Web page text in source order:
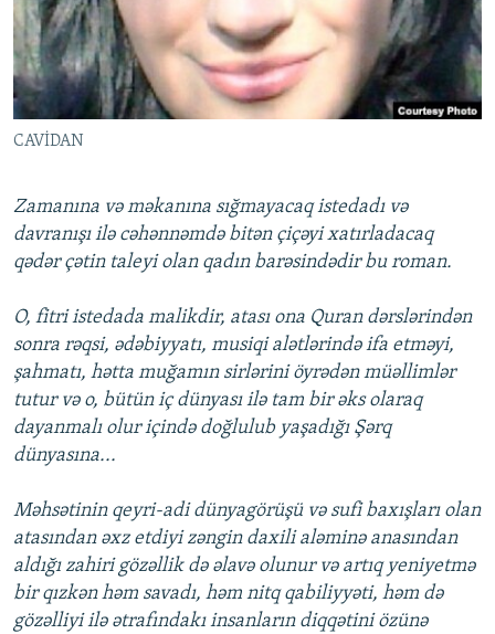
İNFOQRAFIKA
KARIKATURA
AZƏRBAYCAN ƏDƏBIYYATI KITABXANASI
İSLAM VƏ DEMOKRATIYA
İZ - MƏDƏNIYYƏT PROQRAMI
MISSIYAMIZ
PEŞƏ ETIKASI VƏ JURNALISTIKA STANDARTLARIMIZ
MATERIALLARIMIZDAN ISTIFADƏ
AZADLIQRADIOSU MOBIL TELEFONUNUZDA
XƏBƏR BÜLLETENLƏRIMIZ
BIZI IZLƏ
RFE/RL-in bütün saytları
CAVİDAN
Zamanına və məkanına sığmayacaq istedadı və
davranışı ilə cəhənnəmdə bitən çiçəyi xatırladacaq
qədər çətin taleyi olan qadın barəsindədir bu roman.
O, fitri istedada malikdir, atası ona Quran dərslərindən
sonra rəqsi, ədəbiyyatı, musiqi alətlərində ifa etməyi,
şahmatı, hətta muğamın sirlərini öyrədən müəllimlər
tutur və o, bütün iç dünyası ilə tam bir əks olaraq
dayanmalı olur içində doğlulub yaşadığı Şərq
dünyasına...
Məhsətinin qeyri-adi dünyagörüşü və sufi baxışları olan
atasından əxz etdiyi zəngin daxili aləminə anasından
aldığı zahiri gözəllik də əlavə olunur və artıq yeniyetmə
bir qızkən həm savadı, həm nitq qabiliyyəti, həm də
gözəlliyi ilə ətrafındakı insanların diqqətini özünə